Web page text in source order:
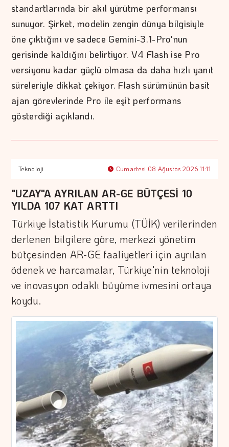
standartlarında bir akıl yürütme performansı
sunuyor. Şirket, modelin zengin dünya bilgisiyle
öne çıktığını ve sadece Gemini-3.1-Pro'nun
gerisinde kaldığını belirtiyor. V4 Flash ise Pro
versiyonu kadar güçlü olmasa da daha hızlı yanıt
süreleriyle dikkat çekiyor. Flash sürümünün basit
ajan görevlerinde Pro ile eşit performans
gösterdiği açıklandı.
Teknoloji Cumartesi 08 Ağustos 2026 11:11
"UZAY"A AYRILAN AR-GE BÜTÇESİ 10
YILDA 107 KAT ARTTI
Türkiye İstatistik Kurumu (TÜİK) verilerinden
derlenen bilgilere göre, merkezi yönetim
bütçesinden AR-GE faaliyetleri için ayrılan
ödenek ve harcamalar, Türkiye'nin teknoloji
ve inovasyon odaklı büyüme ivmesini ortaya
koydu.